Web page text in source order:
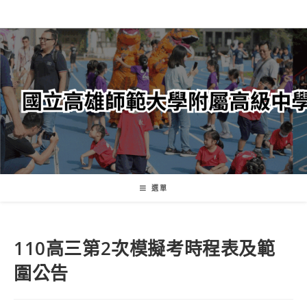
轉
至
主
內
容
選單
110高三第2次模擬考時程表及範
圍公告